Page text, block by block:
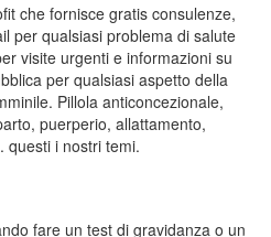
che fornisce gratis consulenze,
per qualsiasi problema di salute
visite urgenti e informazioni su
per qualsiasi aspetto della
Pillola anticoncezionale,
puerperio, allattamento,
questi i nostri temi.
fare un test di gravidanza o un